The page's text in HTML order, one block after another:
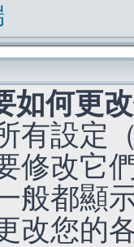
如何更
有設定
修改它
般都顯
改您的